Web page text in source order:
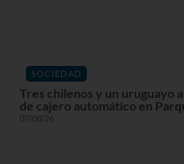
SOCIEDAD
Tres chilenos y un uruguayo
de cajero automático en
07/08/26